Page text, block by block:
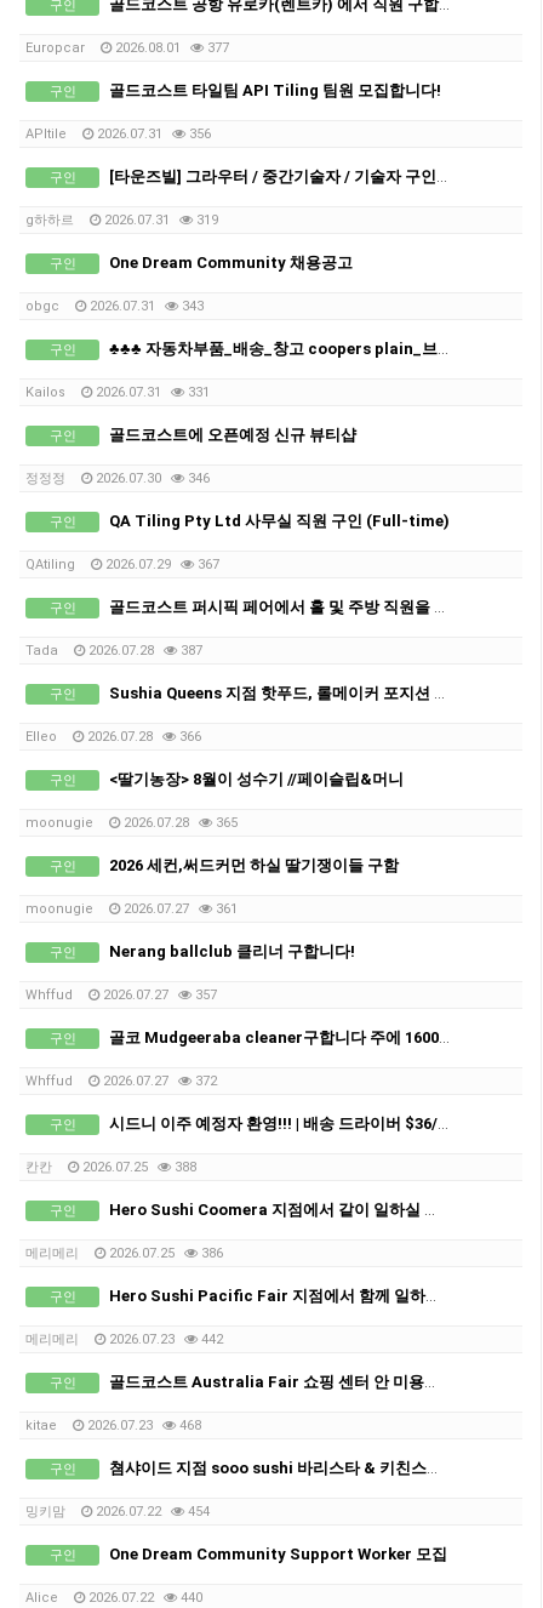
구인 골드코스트 공항 유로카(렌트카) 에서 직원 구합니다
Europcar 2026.08.01 377
구인 골드코스트 타일팀 API Tiling 팀원 모집합니다!
APItile 2026.07.31 356
구인 [타운즈빌] 그라우터 / 중간기술자 / 기술자 구인합니다.
g하하르 2026.07.31 319
구인 One Dream Community 채용공고
obgc 2026.07.31 343
구인 ♣♣♣ 자동차부품_배송_창고 coopers plain_브리즈번_남성직원 구인 ♣
Kailos 2026.07.31 331
구인 골드코스트에 오픈예정 신규 뷰티샵
정정정 2026.07.30 346
구인 QA Tiling Pty Ltd 사무실 직원 구인 (Full-time)
QAtiling 2026.07.29 367
구인 골드코스트 퍼시픽 페어에서 홀 및 주방 직원을 모집합니다!
Tada 2026.07.28 387
구인 Sushia Queens 지점 핫푸드, 롤메이커 포지션 구인!
Elleo 2026.07.28 366
구인 <딸기농장> 8월이 성수기 //페이슬립&머니
moonugie 2026.07.28 365
구인 2026 세컨,써드커먼 하실 딸기쟁이들 구함
moonugie 2026.07.27 361
구인 Nerang ballclub 클리너 구합니다!
Whffud 2026.07.27 357
구인 골코 Mudgeeraba cleaner구합니다 주에 1600+@가능합니다
Whffud 2026.07.27 372
구인 시드니 이주 예정자 환영!!! | 배송 드라이버 $36/시간 · 풀타임
칸칸 2026.07.25 388
구인 Hero Sushi Coomera 지점에서 같이 일하실 풀타임 직원 구인합니다.
메리메리 2026.07.25 386
구인 Hero Sushi Pacific Fair 지점에서 함께 일하실 파트타임 스태프 구인합니다.
메리메리 2026.07.23 442
구인 골드코스트 Australia Fair 쇼핑 센터 안 미용사 또는 초보자 경력자 비자 필요하신분
kitae 2026.07.23 468
구인 쳠샤이드 지점 sooo sushi 바리스타 & 키친스탭 구인합니다.
밍키맘 2026.07.22 454
구인 One Dream Community Support Worker 모집
Alice 2026.07.22 440